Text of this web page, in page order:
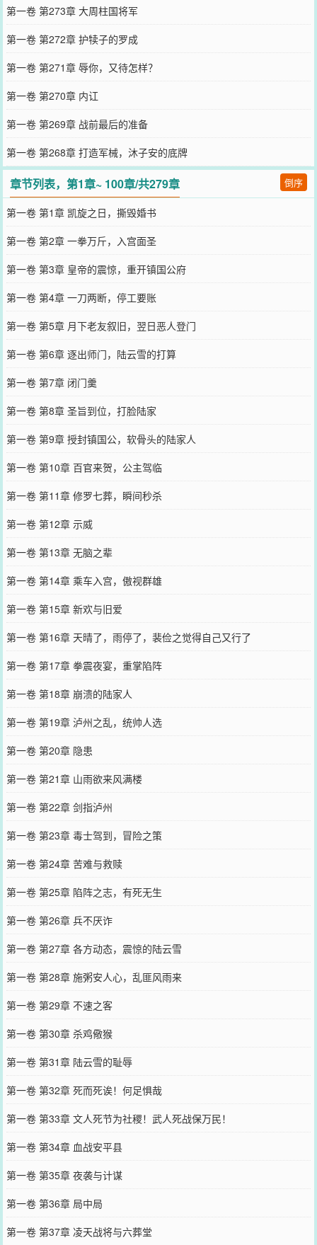
第一卷 第273章 大周柱国将军
第一卷 第272章 护犊子的罗成
第一卷 第271章 辱你，又待怎样？
第一卷 第270章 内讧
第一卷 第269章 战前最后的准备
第一卷 第268章 打造军械，沐子安的底牌
章节列表，第1章~ 100章/共279章 倒序
第一卷 第1章 凯旋之日，撕毁婚书
第一卷 第2章 一拳万斤，入宫面圣
第一卷 第3章 皇帝的震惊，重开镇国公府
第一卷 第4章 一刀两断，停工要账
第一卷 第5章 月下老友叙旧，翌日恶人登门
第一卷 第6章 逐出师门，陆云雪的打算
第一卷 第7章 闭门羹
第一卷 第8章 圣旨到位，打脸陆家
第一卷 第9章 授封镇国公，软骨头的陆家人
第一卷 第10章 百官来贺，公主驾临
第一卷 第11章 修罗七葬，瞬间秒杀
第一卷 第12章 示威
第一卷 第13章 无脑之辈
第一卷 第14章 乘车入宫，傲视群雄
第一卷 第15章 新欢与旧爱
第一卷 第16章 天晴了，雨停了，裴俭之觉得自己又行了
第一卷 第17章 拳震夜宴，重掌陷阵
第一卷 第18章 崩溃的陆家人
第一卷 第19章 泸州之乱，统帅人选
第一卷 第20章 隐患
第一卷 第21章 山雨欲来风满楼
第一卷 第22章 剑指泸州
第一卷 第23章 毒士驾到，冒险之策
第一卷 第24章 苦难与救赎
第一卷 第25章 陷阵之志，有死无生
第一卷 第26章 兵不厌诈
第一卷 第27章 各方动态，震惊的陆云雪
第一卷 第28章 施粥安人心，乱匪风雨来
第一卷 第29章 不速之客
第一卷 第30章 杀鸡儆猴
第一卷 第31章 陆云雪的耻辱
第一卷 第32章 死而死诶！何足惧哉
第一卷 第33章 文人死节为社稷！武人死战保万民！
第一卷 第34章 血战安平县
第一卷 第35章 夜袭与计谋
第一卷 第36章 局中局
第一卷 第37章 凌天战将与六葬堂